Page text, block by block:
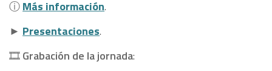
ⓘMás información.
► Presentaciones.
🎞Grabación de la jornada: